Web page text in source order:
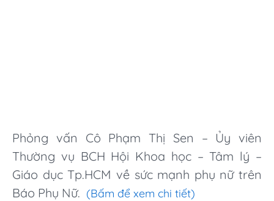
Phỏng vấn Cô Phạm Thị Sen – Ủy viên
Thường vụ BCH Hội Khoa học – Tâm lý –
Giáo dục Tp.HCM về sức mạnh phụ nữ trên
Báo Phụ Nữ. (Bấm để xem chi tiết)